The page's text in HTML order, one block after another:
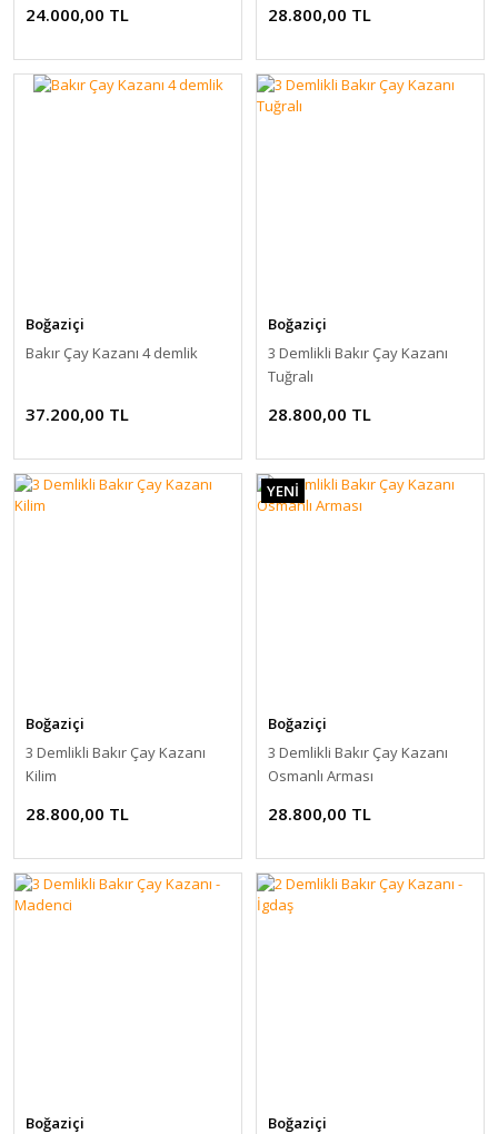
24.000,00 TL 28.800,00 TL
Boğaziçi
Bakır Çay Kazanı 4 demlik
37.200,00 TL
Boğaziçi
3 Demlikli Bakır Çay Kazanı
Tuğralı
28.800,00 TL
Boğaziçi
3 Demlikli Bakır Çay Kazanı
Kilim
28.800,00 TL
YENİ
Boğaziçi
3 Demlikli Bakır Çay Kazanı
Osmanlı Arması
28.800,00 TL
Boğaziçi
Boğaziçi